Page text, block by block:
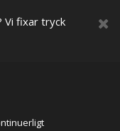
Vi fixar tryck